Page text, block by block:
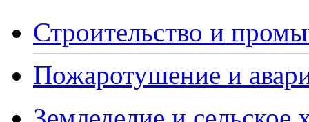
Строительство и
Пожаротушение и